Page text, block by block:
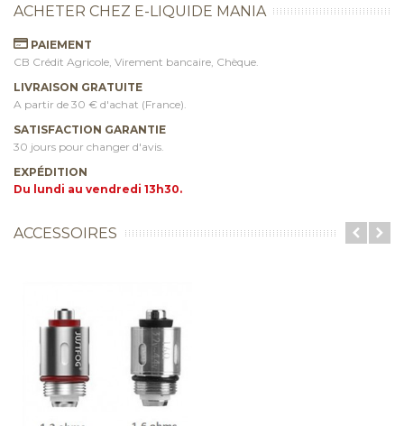
ACHETER CHEZ E-LIQUIDE MANIA
PAIEMENT
CB Crédit Agricole, Virement bancaire, Chèque.
LIVRAISON GRATUITE
A partir de 30 € d'achat (France).
SATISFACTION GARANTIE
30 jours pour changer d'avis.
EXPÉDITION
Du lundi au vendredi 13h30.
ACCESSOIRES